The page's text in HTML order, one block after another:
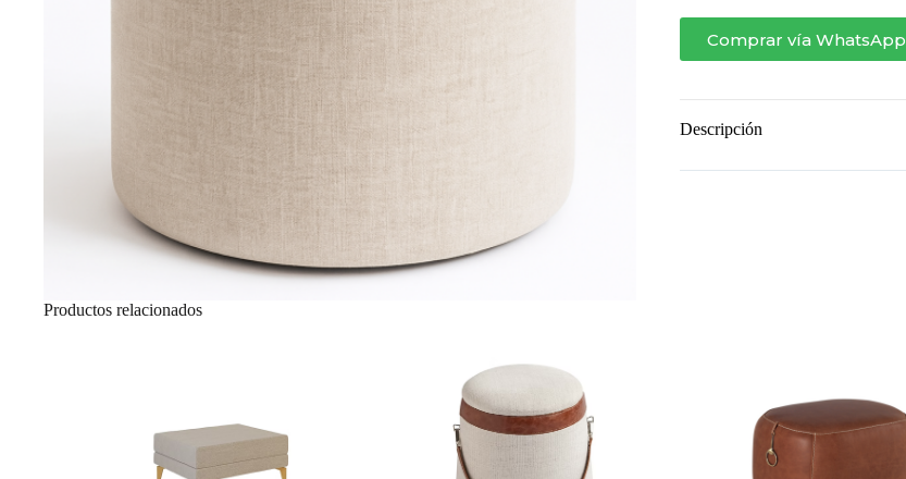
Comprar vía WhatsApp
Descripción
Productos relacionados